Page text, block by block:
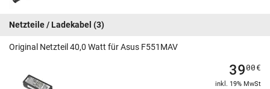
Netzteile / Ladekabel (3)
Original Netzteil 40,0 Watt für Asus F551MAV
3900€
inkl. 19% MwSt